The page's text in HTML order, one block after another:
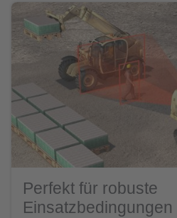
Perfekt für robuste
Einsatzbedingungen